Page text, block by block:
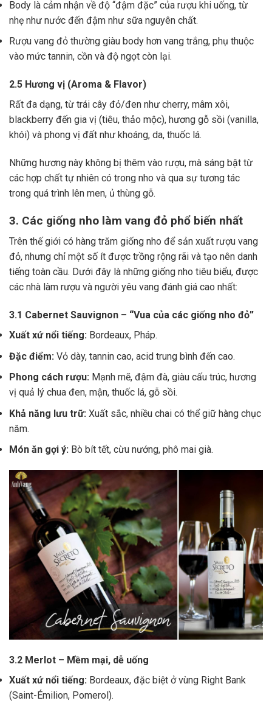
Body là cảm nhận về độ “đậm đặc” của rượu khi uống, từ
nhẹ như nước đến đậm như sữa nguyên chất.
Rượu vang đỏ thường giàu body hơn vang trắng, phụ thuộc
vào mức tannin, cồn và độ ngọt còn lại.
2.5 Hương vị (Aroma & Flavor)
Rất đa dạng, từ trái cây đỏ/đen như cherry, mâm xôi,
blackberry đến gia vị (tiêu, thảo mộc), hương gỗ sồi (vanilla,
khói) và phong vị đất như khoáng, da, thuốc lá.
Những hương này không bị thêm vào rượu, mà sáng bật từ
các hợp chất tự nhiên có trong nho và qua sự tương tác
trong quá trình lên men, ủ thùng gỗ.
3. Các giống nho làm vang đỏ phổ biến nhất
Trên thế giới có hàng trăm giống nho để sản xuất rượu vang
đỏ, nhưng chỉ một số ít được trồng rộng rãi và tạo nên danh
tiếng toàn cầu. Dưới đây là những giống nho tiêu biểu, được
các nhà làm rượu và người yêu vang đánh giá cao nhất:
3.1 Cabernet Sauvignon – “Vua của các giống nho đỏ”
Xuất xứ nổi tiếng: Bordeaux, Pháp.
Đặc điểm: Vỏ dày, tannin cao, acid trung bình đến cao.
Phong cách rượu: Mạnh mẽ, đậm đà, giàu cấu trúc, hương
vị quả lý chua đen, mận, thuốc lá, gỗ sồi.
Khả năng lưu trữ: Xuất sắc, nhiều chai có thể giữ hàng chục
năm.
Món ăn gợi ý: Bò bít tết, cừu nướng, phô mai già.
3.2 Merlot – Mềm mại, dễ uống
Xuất xứ nổi tiếng: Bordeaux, đặc biệt ở vùng Right Bank
(Saint-Émilion, Pomerol).